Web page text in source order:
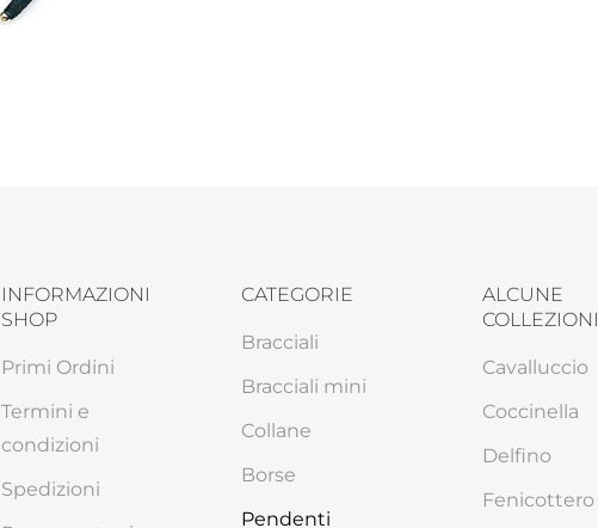
INFORMAZIONI
SHOP
Primi Ordini
Termini e
condizioni
Spedizioni
CATEGORIE
Bracciali
Bracciali mini
Collane
Borse
Pendenti
ALCUNE
COLLEZIONI
Cavalluccio
Coccinella
Delfino
Fenicottero